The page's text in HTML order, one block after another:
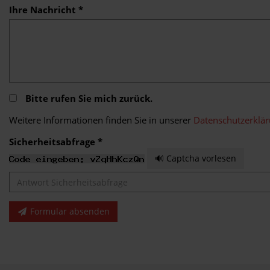
Ihre Nachricht *
Bitte rufen Sie mich zurück.
Weitere Informationen finden Sie in unserer
Sicherheitsabfrage *
🔊 Captcha vorlesen
Formular absenden